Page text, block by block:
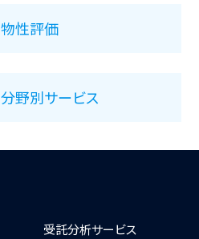
物性評価
分野別サービス
受託分析サービス